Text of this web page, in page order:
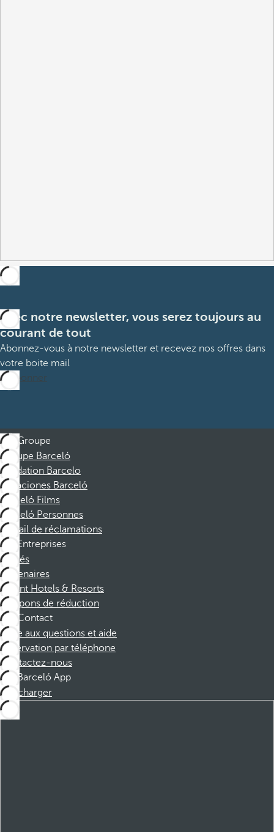
Avec notre newsletter, vous serez toujours au
courant de tout
Abonnez-vous à notre newsletter et recevez nos offres dans
votre boite mail
M’abonner
Groupe
Groupe Barceló
Fondation Barcelo
Vacaciones Barceló
Barceló Films
Barceló Personnes
Portail de réclamations
Entreprises
Affiliés
Partenaires
Dorint Hotels & Resorts
Coupons de réduction
Contact
Foire aux questions et aide
Réservation par téléphone
Contactez-nous
Barceló App
Télécharger